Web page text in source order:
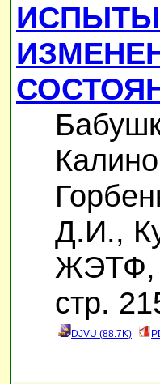
Д.И.,
ЖЭТФ,
стр.
DJVU (88.7K)